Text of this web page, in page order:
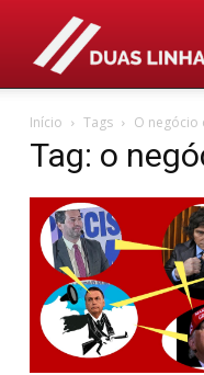
Início Tags O negócio
Tag: o